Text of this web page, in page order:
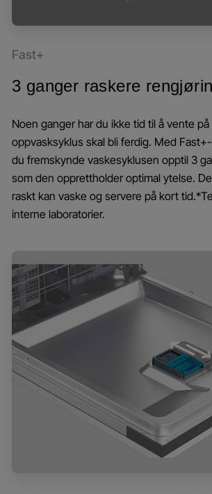
Fast+
3 ganger raskere
Noen ganger har du ikke tid til å vente
oppvasksyklus skal bli ferdig. Med
du fremskynde vaskesyklusen opptil 3
som den opprettholder optimal ytelse.
raskt kan vaske og servere på kort
interne laboratorier.